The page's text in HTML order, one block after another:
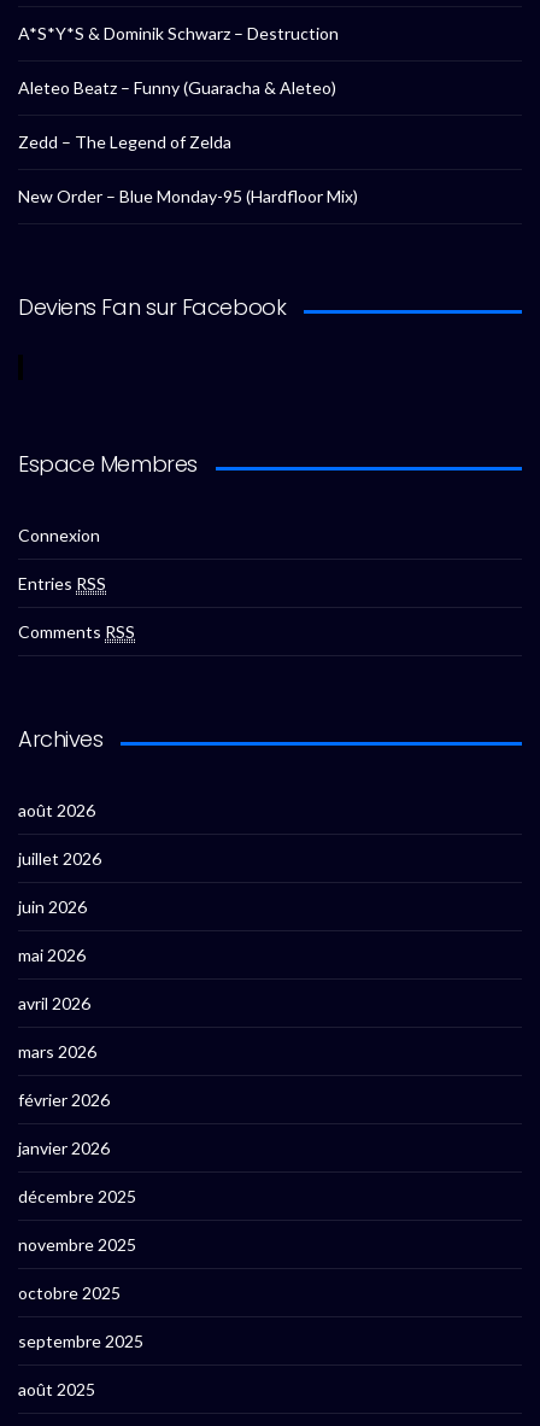
A*S*Y*S & Dominik Schwarz – Destruction
Aleteo Beatz – Funny (Guaracha & Aleteo)
Zedd – The Legend of Zelda
New Order – Blue Monday-95 (Hardfloor Mix)
Deviens Fan sur Facebook
Espace Membres
Connexion
Entries RSS
Comments RSS
Archives
août 2026
juillet 2026
juin 2026
mai 2026
avril 2026
mars 2026
février 2026
janvier 2026
décembre 2025
novembre 2025
octobre 2025
septembre 2025
août 2025